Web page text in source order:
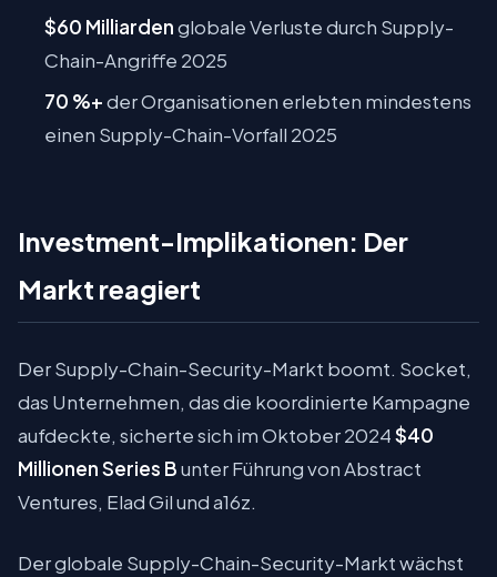
$60 Milliardenglobale Verluste durch Supply-
Chain-Angriffe 2025
70 %+der Organisationen erlebten mindestens
einen Supply-Chain-Vorfall 2025
Investment-Implikationen: Der
Markt reagiert
Der Supply-Chain-Security-Markt boomt. Socket,
das Unternehmen, das die koordinierte Kampagne
aufdeckte, sicherte sich im Oktober 2024$40
Millionen Series Bunter Führung von Abstract
Ventures, Elad Gil und a16z.
Der globale Supply-Chain-Security-Markt wächst